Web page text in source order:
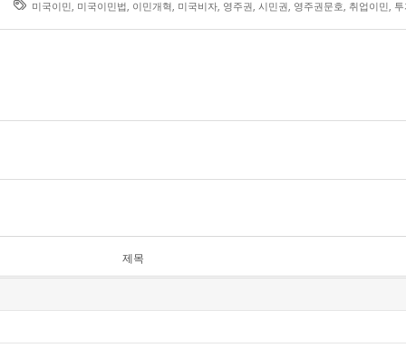
미국이민, 미국이민법, 이민개혁, 미국비자, 영주권, 시민권, 영주권문호, 취업이민,
제목